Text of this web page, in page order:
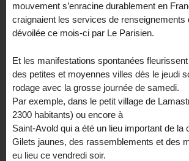
mouvement s’enracine durablement en
craignaient les services de renseignements
dévoilée ce mois-ci par Le Parisien.
Et les manifestations spontanées
des petites et moyennes villes dès le jeudi
rodage avec la grosse journée de samedi.
Par exemple, dans le petit village de
2300 habitants) ou encore à
Saint-Avold qui a été un lieu important de la
Gilets jaunes, des rassemblements et des
eu lieu ce vendredi soir.